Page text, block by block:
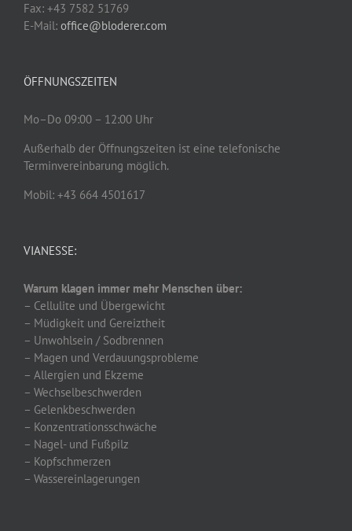
Fax: +43 7582 51769
E-Mail: office@bloderer.com
ÖFFNUNGSZEITEN
Mo–Do 09:00 – 12:00 Uhr
Außerhalb der Öffnungszeiten ist eine telefonische
Terminvereinbarung möglich.
Mobil: +43 664 4501617
VIANESSE:
Warum klagen immer mehr Menschen über:
– Cellulite und Übergewicht
– Müdigkeit und Gereiztheit
– Unwohlsein / Sodbrennen
– Magen und Verdauungsprobleme
– Allergien und Ekzeme
– Wechselbeschwerden
– Gelenkbeschwerden
– Konzentrationsschwäche
– Nagel- und Fußpilz
– Kopfschmerzen
– Wassereinlagerungen